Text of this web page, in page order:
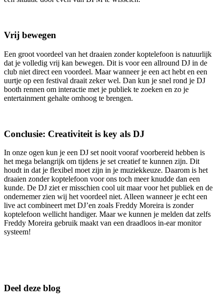
Vrij bewegen
Een groot voordeel van het draaien zonder koptelefoon is natuurlijk
dat je volledig vrij kan bewegen. Dit is voor een allround DJ in de
club niet direct een voordeel. Maar wanneer je een act hebt en een
uurtje op een festival draait zeker wel. Dan kun je snel rond je DJ
booth rennen om interactie met je publiek te zoeken en zo je
entertainment gehalte omhoog te brengen.
Conclusie: Creativiteit is key als DJ
In onze ogen kun je een DJ set nooit vooraf voorbereid hebben is
het mega belangrijk om tijdens je set creatief te kunnen zijn. Dit
houdt in dat je flexibel moet zijn in je muziekkeuze. Daarom is het
draaien zonder koptelefoon voor ons toch meer knudde dan een
kunde. De DJ ziet er misschien cool uit maar voor het publiek en de
ondernemer zien wij het voordeel niet. Alleen wanneer je echt een
live act combineert met DJ’en zoals Freddy Moreira is zonder
koptelefoon wellicht handiger. Maar we kunnen je melden dat zelfs
Freddy Moreira gebruik maakt van een draadloos in-ear monitor
systeem!
Deel deze blog